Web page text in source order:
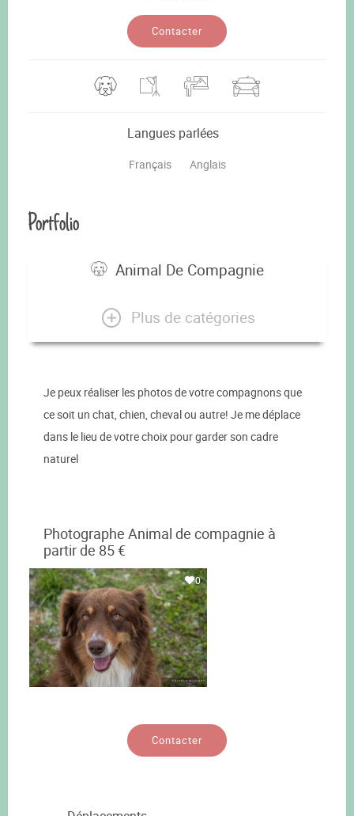
Contacter
Langues parlées
Français Anglais
Portfolio
Animal De Compagnie
Plus de catégories
Je peux réaliser les photos de votre compagnons que
ce soit un chat, chien, cheval ou autre! Je me déplace
dans le lieu de votre choix pour garder son cadre
naturel
Photographe Animal de compagnie à
partir de 85 €
0
Contacter